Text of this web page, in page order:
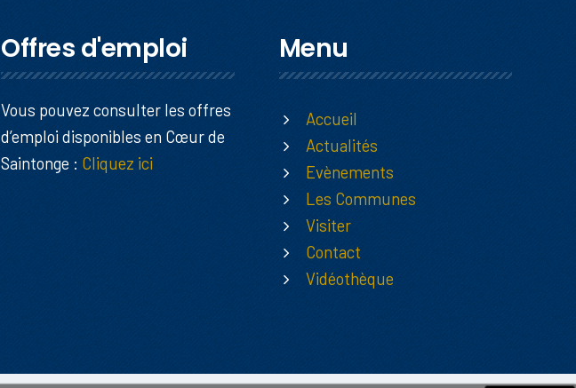
Offres d'emploi
Vous pouvez consulter les offres
d’emploi disponibles en Cœur de
Saintonge : Cliquez ici
Menu
Accueil
Actualités
Evènements
Les Communes
Visiter
Contact
Vidéothèque